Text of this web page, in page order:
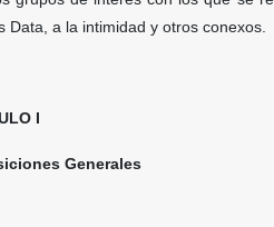
Data, a la intimidad y otros conexos.
I
Generales